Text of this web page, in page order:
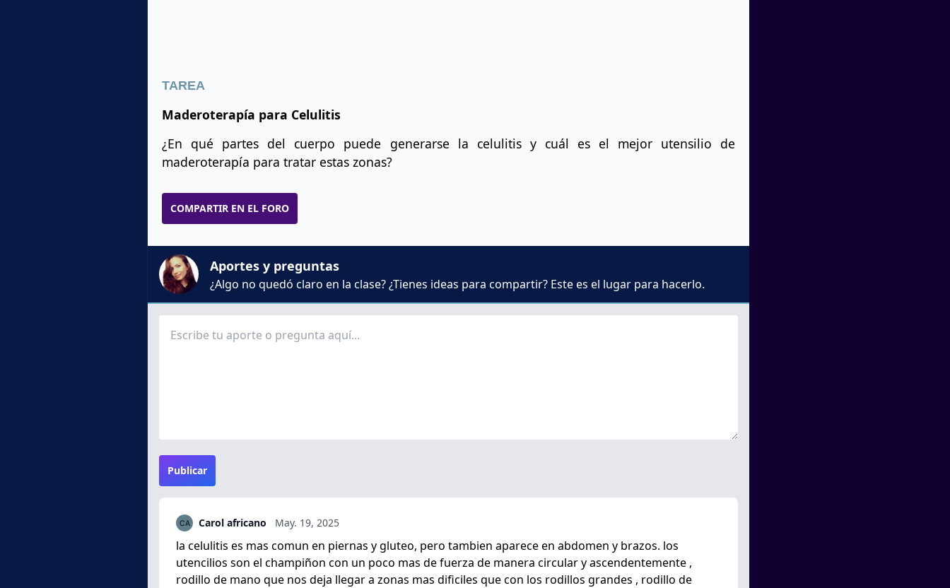
TAREA
Maderoterapía para Celulitis
¿En qué partes del cuerpo puede generarse la celulitis y cuál es el mejor utensilio de
maderoterapía para tratar estas zonas?
COMPARTIR EN EL FORO
Aportes y preguntas
¿Algo no quedó claro en la clase? ¿Tienes ideas para compartir? Este es el lugar para hacerlo.
Publicar
Carol africano May. 19, 2025
la celulitis es mas comun en piernas y gluteo, pero tambien aparece en abdomen y brazos. los
utencilios son el champiñon con un poco mas de fuerza de manera circular y ascendentemente ,
rodillo de mano que nos deja llegar a zonas mas dificiles que con los rodillos grandes , rodillo de